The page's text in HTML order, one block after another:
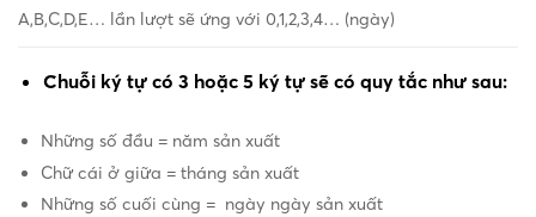
A,B,C,D,E… lần lượt sẽ ứng với 0,1,2,3,4… (ngày)
Chuỗi ký tự có 3 hoặc 5 ký tự sẽ có quy tắc như sau:
Những số đầu = năm sản xuất
Chữ cái ở giữa = tháng sản xuất
Những số cuối cùng = ngày ngày sản xuất